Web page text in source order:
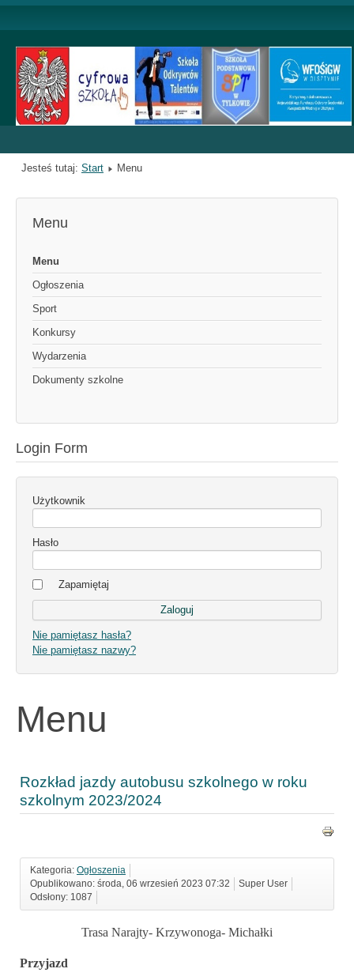
Jesteś tutaj: Start Menu
Menu
Menu
Ogłoszenia
Sport
Konkursy
Wydarzenia
Dokumenty szkolne
Login Form
Użytkownik
Hasło
Zapamiętaj
Nie pamiętasz hasła?
Nie pamiętasz nazwy?
Menu
Rozkład jazdy autobusu szkolnego w roku
szkolnym 2023/2024
Kategoria: Ogłoszenia
Opublikowano: środa, 06 wrzesień 2023 07:32
Super User
Odsłony: 1087
Trasa Narajty- Krzywonoga- Michałki
Przyjazd